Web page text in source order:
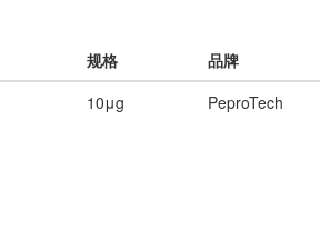
规格 品牌
10μg PeproTech